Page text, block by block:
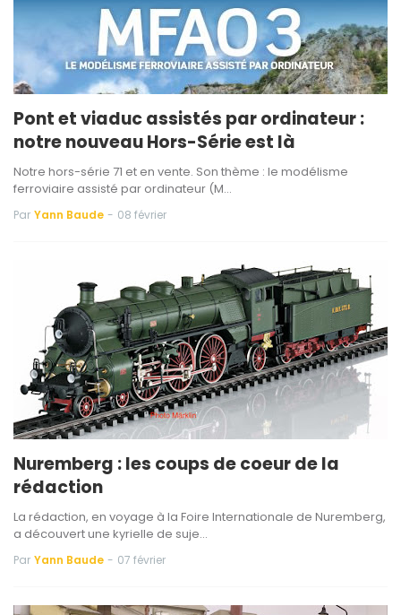
Pont et viaduc assistés par ordinateur :
notre nouveau Hors-Série est là
Notre hors-série 71 et en vente. Son thème : le modélisme
ferroviaire assisté par ordinateur (M…
Par Yann Baude - 08 février
Nuremberg : les coups de coeur de la
rédaction
La rédaction, en voyage à la Foire Internationale de Nuremberg,
a découvert une kyrielle de suje…
Par Yann Baude - 07 février